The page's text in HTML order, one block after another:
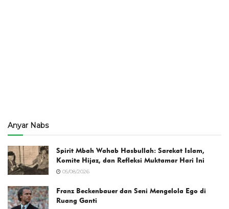
Anyar Nabs
Spirit Mbah Wahab Hasbullah: Sarekat Islam,
Komite Hijaz, dan Refleksi Muktamar Hari Ini
05/08/2026
Franz Beckenbauer dan Seni Mengelola Ego di
Ruang Ganti